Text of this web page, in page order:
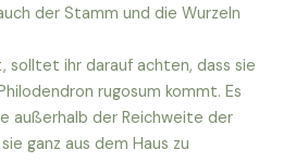
der Stamm und die Wurzeln
solltet ihr darauf achten, dass sie
rugosum kommt. Es
außerhalb der Reichweite der
ganz aus dem Haus zu